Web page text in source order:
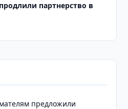
партнерство в
предложили